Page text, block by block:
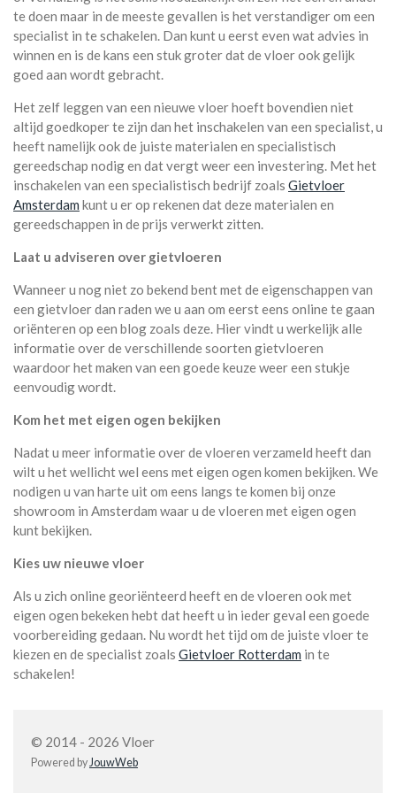
te doen maar in de meeste gevallen is het verstandiger om een
specialist in te schakelen. Dan kunt u eerst even wat advies in
winnen en is de kans een stuk groter dat de vloer ook gelijk
goed aan wordt gebracht.
Het zelf leggen van een nieuwe vloer hoeft bovendien niet
altijd goedkoper te zijn dan het inschakelen van een specialist, u
heeft namelijk ook de juiste materialen en specialistisch
gereedschap nodig en dat vergt weer een investering. Met het
inschakelen van een specialistisch bedrijf zoals Gietvloer
Amsterdam kunt u er op rekenen dat deze materialen en
gereedschappen in de prijs verwerkt zitten.
Laat u adviseren over gietvloeren
Wanneer u nog niet zo bekend bent met de eigenschappen van
een gietvloer dan raden we u aan om eerst eens online te gaan
oriënteren op een blog zoals deze. Hier vindt u werkelijk alle
informatie over de verschillende soorten gietvloeren
waardoor het maken van een goede keuze weer een stukje
eenvoudig wordt.
Kom het met eigen ogen bekijken
Nadat u meer informatie over de vloeren verzameld heeft dan
wilt u het wellicht wel eens met eigen ogen komen bekijken. We
nodigen u van harte uit om eens langs te komen bij onze
showroom in Amsterdam waar u de vloeren met eigen ogen
kunt bekijken.
Kies uw nieuwe vloer
Als u zich online georiënteerd heeft en de vloeren ook met
eigen ogen bekeken hebt dat heeft u in ieder geval een goede
voorbereiding gedaan. Nu wordt het tijd om de juiste vloer te
kiezen en de specialist zoals Gietvloer Rotterdam in te
schakelen!
© 2014 - 2026 Vloer
Powered by JouwWeb